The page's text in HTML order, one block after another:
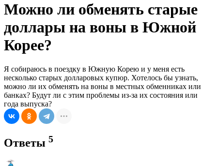
Можно ли обменять старые
доллары на воны в Южной
Корее?
Я собираюсь в поездку в Южную Корею и у меня есть
несколько старых долларовых купюр. Хотелось бы узнать,
можно ли их обменять на воны в местных обменниках или
банках? Будут ли с этим проблемы из-за их состояния или
года выпуска?
Ответы 5